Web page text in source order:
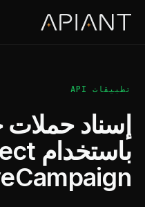
تطبيقات API
إسناد حملات